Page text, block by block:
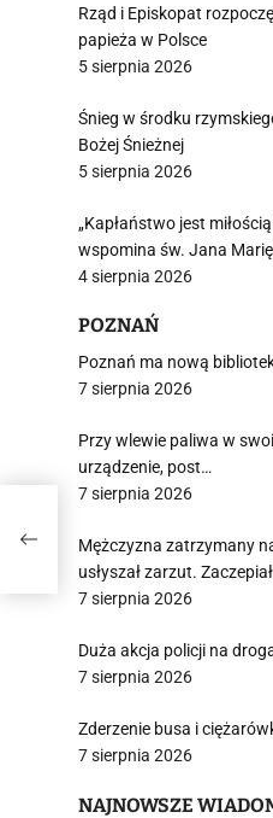
Rząd i Episkopat
papieża w Polsce
5 sierpnia 2026
Śnieg w środku
Bożej Śnieżnej
5 sierpnia 2026
„Kapłaństwo jest
wspomina św. Jana
4 sierpnia 2026
POZNAŃ
Poznań ma nową
7 sierpnia 2026
Przy wlewie paliwa w
urządzenie, post…
7 sierpnia 2026
Mężczyzna zatrzymany
usłyszał zarzut.
7 sierpnia 2026
Duża akcja policji na
7 sierpnia 2026
Zderzenie busa i
7 sierpnia 2026
NAJNOWSZE